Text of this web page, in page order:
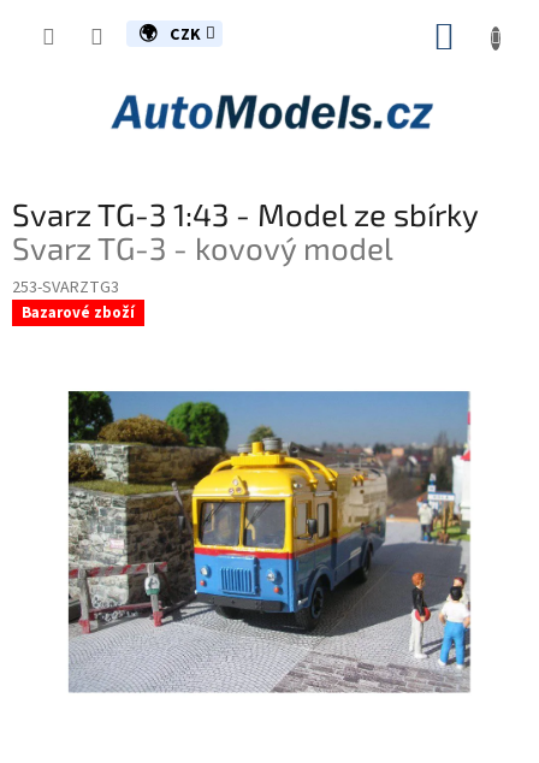
CZK
Svarz TG-3 1:43 - Model ze sbírky
Svarz TG-3 - kovový model
253-SVARZTG3
Bazarové zboží